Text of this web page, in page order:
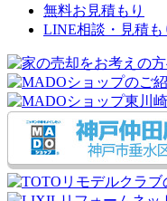
無料お見積もり
LINE相談・見積も